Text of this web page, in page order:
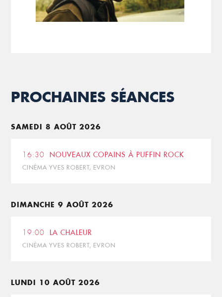
PROCHAINES SÉANCES
SAMEDI 8 AOÛT 2026
16:30 NOUVEAUX COPAINS À PUFFIN ROCK
CINÉMA YVES ROBERT, EVRON
DIMANCHE 9 AOÛT 2026
19:00 LA CHALEUR
CINÉMA YVES ROBERT, EVRON
LUNDI 10 AOÛT 2026